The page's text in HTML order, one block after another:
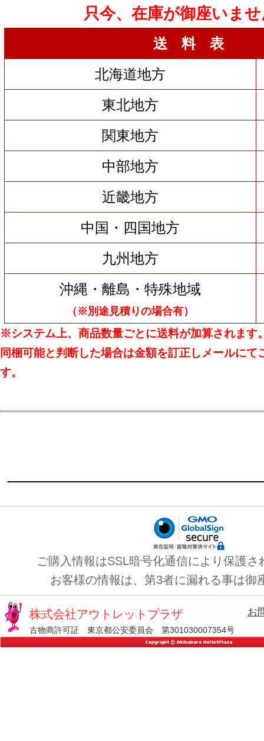
只今、在庫が御座いま
送 料 表
北海道地方
東北地方
関東地方
中部地方
近畿地方
中国・四国地方
九州地方
沖縄・離島・特殊地域
（※別途見積りの場合有）
※システム上、商品数量ごとに送料が加算されます
同梱可能と判断した場合は金額を訂正しメールにて
す。
ご購入情報はSSL暗号化通信により保護さ
お客様の情報は、第3者に漏れる事は御
株式会社アウトレットプラザ
古物商許可証 東京都公安委員会 第301030007354号
お